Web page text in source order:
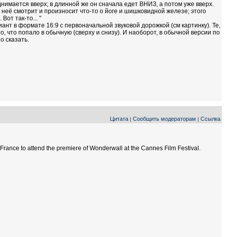
вверх; в длинной же он сначала едет ВНИЗ, а потом уже вверх.
смотрит и произносит что-то о йоге и шишковидной железе; этого
так-то... "
в формате 16:9 с первоначальной звуковой дорожкой (см картинку). Те,
что попало в обычную (сверху и снизу). И наоборот, в обычной версии по
сказать.
Цитата | Сообщить модераторам | Ссылка
to attend the premiere of Wonderwall at the Cannes Film Festival.